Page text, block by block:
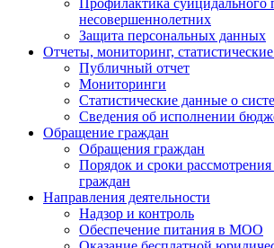
Профилактика суицидального
несовершеннолетних
Защита персональных данных
Отчеты, мониторинг,
Публичный отчет
Мониторинги
Статистические данные о
Сведения об исполнении
Обращение граждан
Обращения граждан
Порядок и сроки
граждан
Направления деятельности
Надзор и контроль
Обеспечение питания в МОО